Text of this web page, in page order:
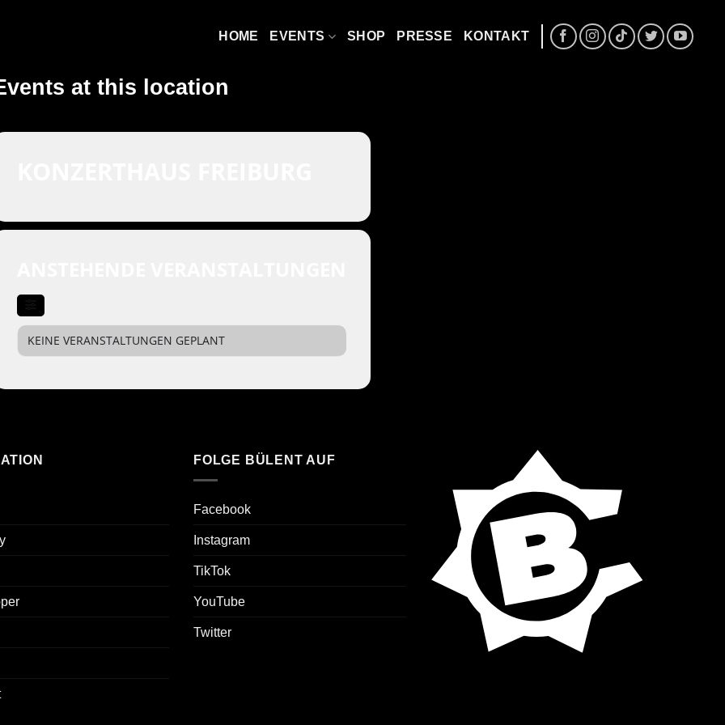
HOME EVENTS SHOP PRESSE KONTAKT
at this location
KEINE VERANSTALTUNGEN GEPLANT
FOLGE BÜLENT AUF
Facebook
Instagram
TikTok
YouTube
Twitter